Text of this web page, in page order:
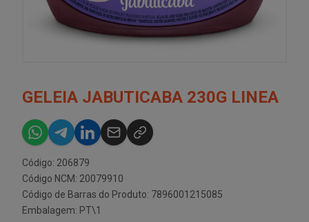
GELEIA JABUTICABA 230G LINEA
Código: 206879
Código NCM: 20079910
Código de Barras do Produto: 7896001215085
Embalagem: PT\1